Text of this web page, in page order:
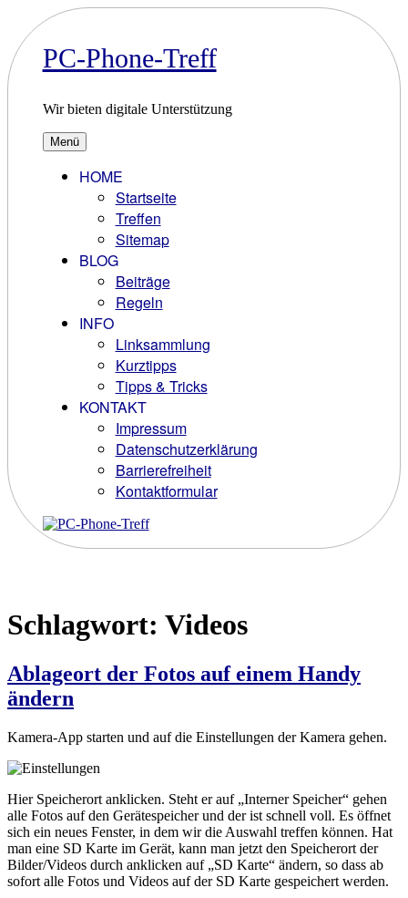
Inhalt
springenPC-Phone-Treff
Wir bieten digitale Unterstützung
Menü
HOME
Startseite
Treffen
Sitemap
BLOG
Beiträge
Regeln
INFO
Linksammlung
Kurztipps
Tipps & Tricks
KONTAKT
Impressum
Datenschutzerklärung
Barrierefreiheit
Kontaktformular
Schlagwort: Videos
Ablageort der Fotos auf einem Handy
ändern
Kamera-App starten und auf die Einstellungen der Kamera gehen.
Hier Speicherort anklicken. Steht er auf „Interner Speicher“ gehen
alle Fotos auf den Gerätespeicher und der ist schnell voll. Es öffnet
sich ein neues Fenster, in dem wir die Auswahl treffen können. Hat
man eine SD Karte im Gerät, kann man jetzt den Speicherort der
Bilder/Videos durch anklicken auf „SD Karte“ ändern, so dass ab
sofort alle Fotos und Videos auf der SD Karte gespeichert werden.